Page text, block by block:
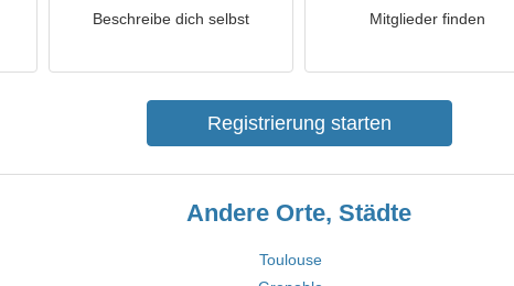
Beschreibe dich selbst Mitglieder finden
Registrierung starten
Andere Orte, Städte
Toulouse